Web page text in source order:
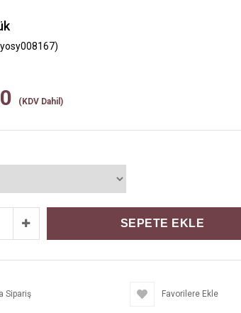
(KDV Dahil)
Sipariş Favorilere Ekle